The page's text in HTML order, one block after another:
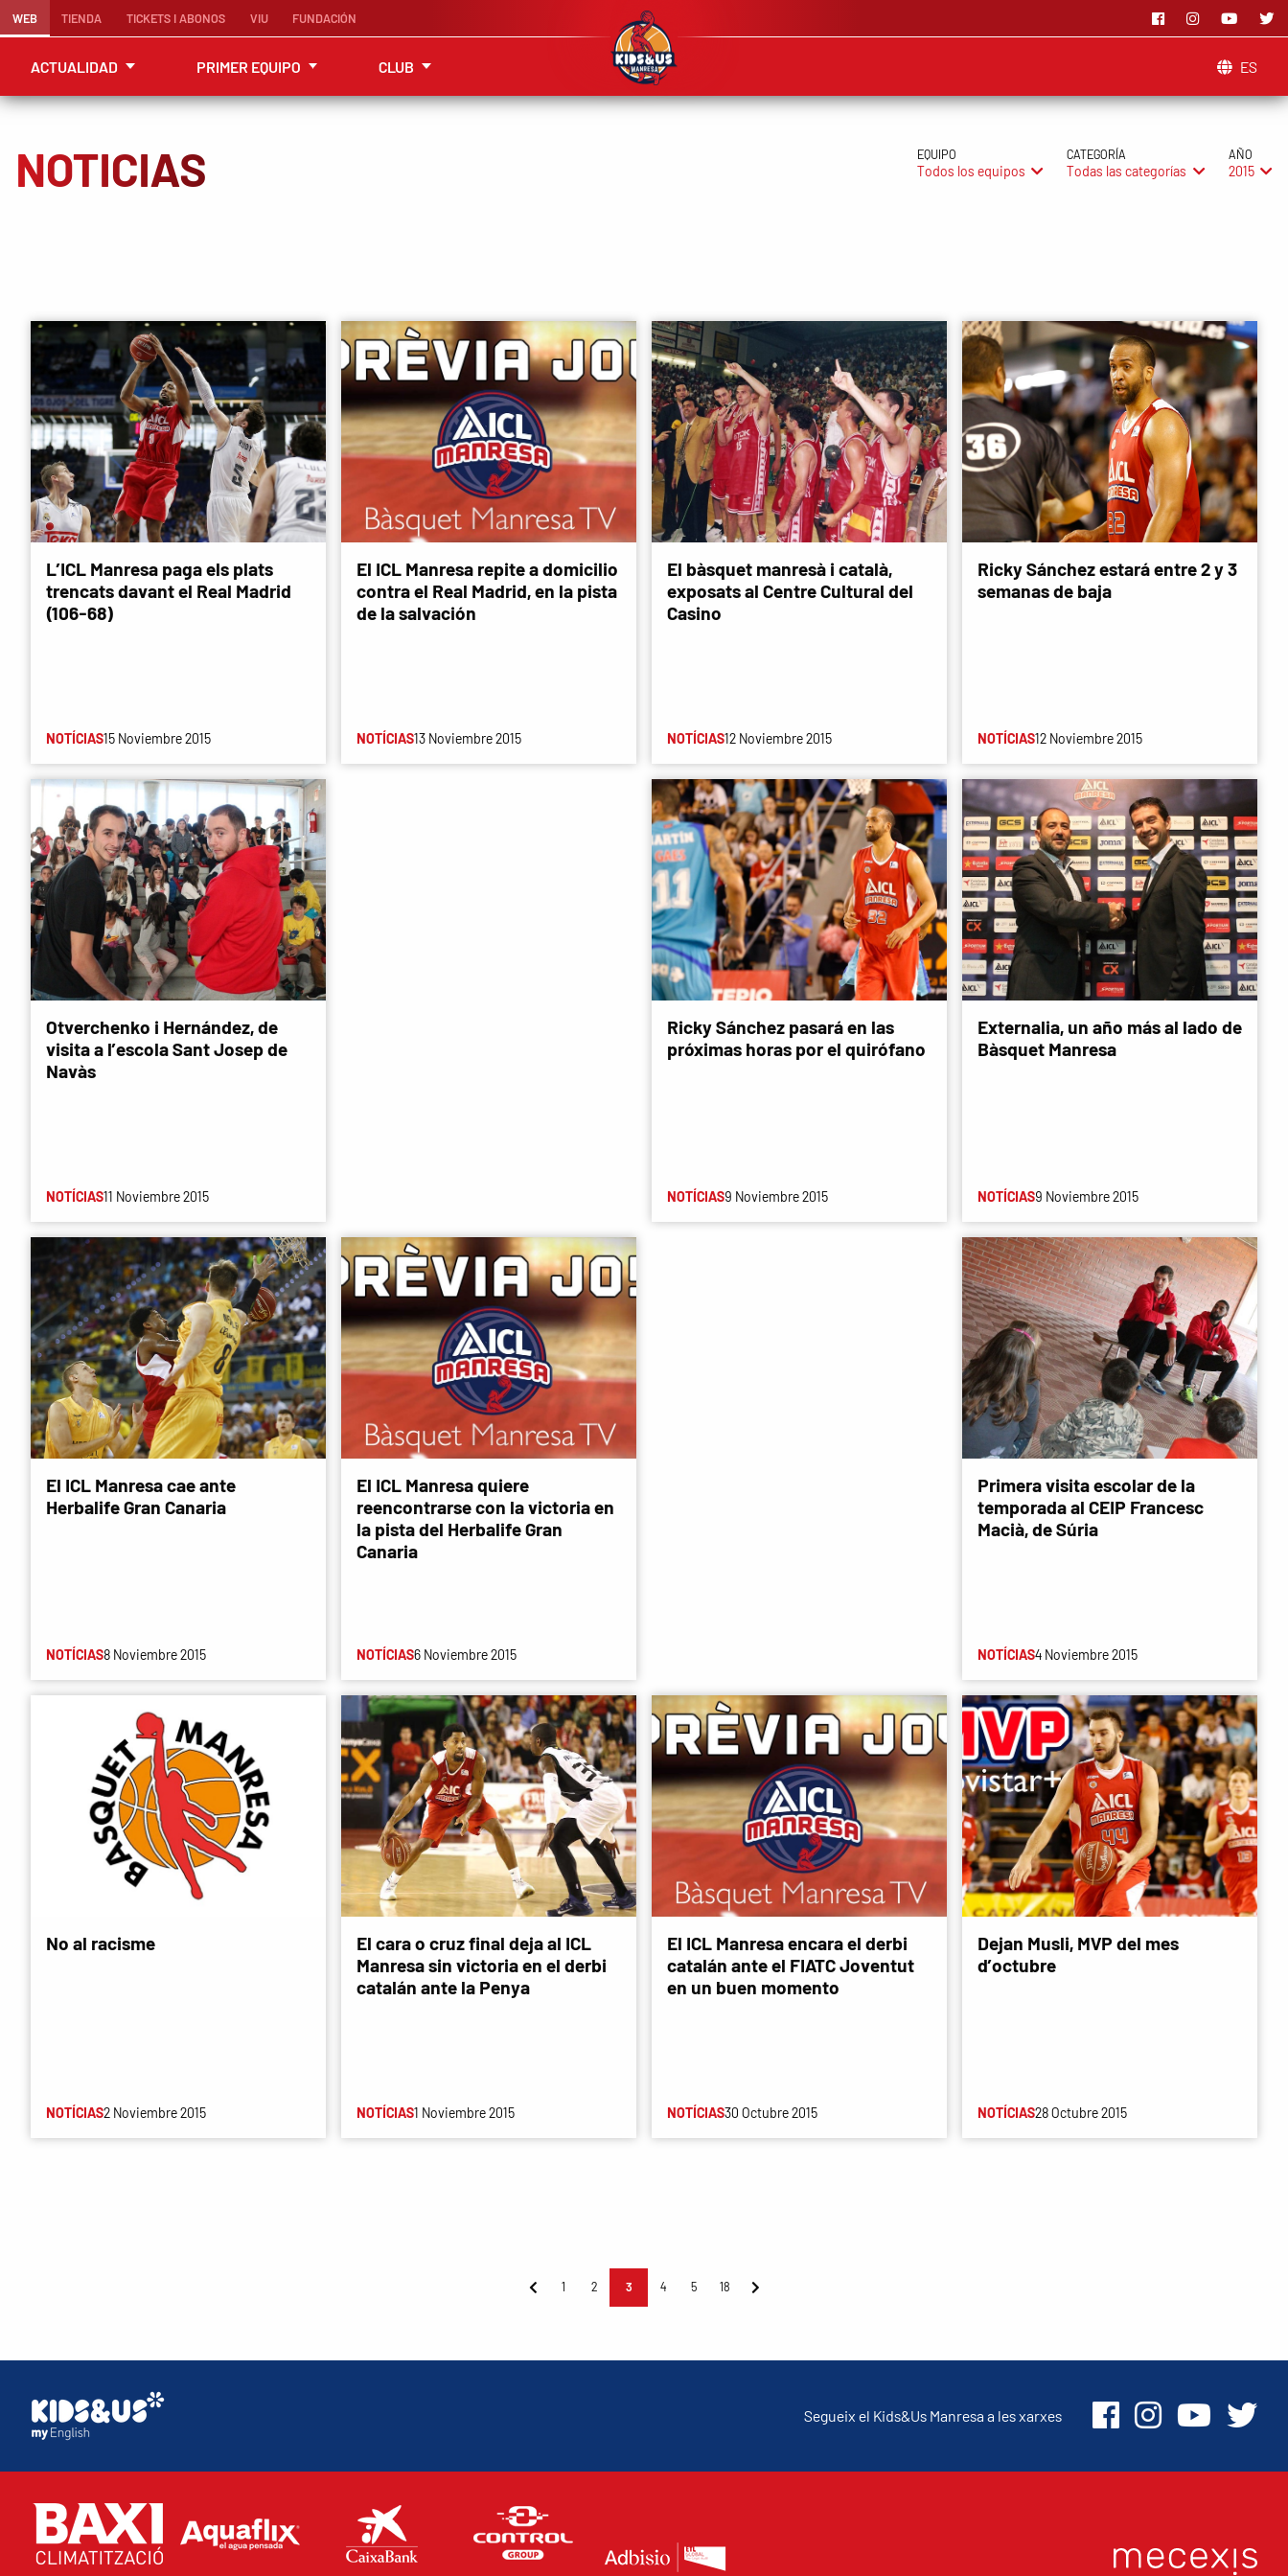
WEB TIENDA TICKETS I ABONOS VIU FUNDACIÓN
ACTUALIDAD PRIMER EQUIPO CLUB ES
NOTICIAS EQUIPO
Todos los equipos
CATEGORÍA
Todas las categorías
AÑO
2015
L’ICL Manresa paga els plats
trencats davant el Real Madrid
(106-68)
NOTÍCIAS15 Noviembre 2015
El ICL Manresa repite a domicilio
contra el Real Madrid, en la pista
de la salvación
NOTÍCIAS13 Noviembre 2015
El bàsquet manresà i català,
exposats al Centre Cultural del
Casino
NOTÍCIAS12 Noviembre 2015
Ricky Sánchez estará entre 2 y 3
semanas de baja
NOTÍCIAS12 Noviembre 2015
Otverchenko i Hernández, de
visita a l’escola Sant Josep de
Navàs
NOTÍCIAS11 Noviembre 2015
Ricky Sánchez pasará en las
próximas horas por el quirófano
NOTÍCIAS9 Noviembre 2015
Externalia, un año más al lado de
Bàsquet Manresa
NOTÍCIAS9 Noviembre 2015
El ICL Manresa cae ante
Herbalife Gran Canaria
NOTÍCIAS8 Noviembre 2015
El ICL Manresa quiere
reencontrarse con la victoria en
la pista del Herbalife Gran
Canaria
NOTÍCIAS6 Noviembre 2015
Primera visita escolar de la
temporada al CEIP Francesc
Macià, de Súria
NOTÍCIAS4 Noviembre 2015
No al racisme
NOTÍCIAS2 Noviembre 2015
El cara o cruz final deja al ICL
Manresa sin victoria en el derbi
catalán ante la Penya
NOTÍCIAS1 Noviembre 2015
El ICL Manresa encara el derbi
catalán ante el FIATC Joventut
en un buen momento
NOTÍCIAS30 Octubre 2015
Dejan Musli, MVP del mes
d’octubre
NOTÍCIAS28 Octubre 2015
1 2 3 4 5 18
Segueix el Kids&Us Manresa a les xarxes